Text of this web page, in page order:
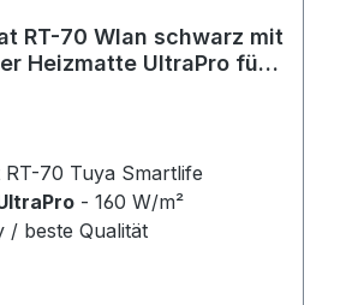
RT-70 Wlan schwarz mit
Heizmatte UltraPro für
70 Tuya Smartlife
- 160 W/m²
/ beste Qualität